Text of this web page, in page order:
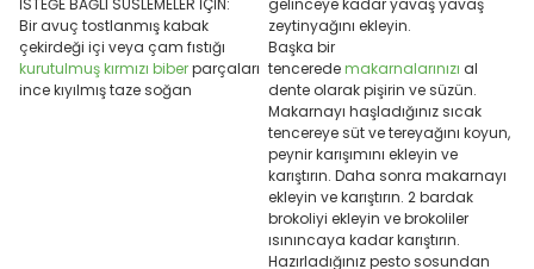
Bir avuç tostlanmış kabak
çekirdeği içi veya çam fıstığı
kurutulmuş kırmızı biberparçaları
ince kıyılmış taze soğan
zeytinyağını ekleyin.
Başka bir
tenceredemakarnalarınızı al
dente olarak pişirin ve süzün.
Makarnayı haşladığınız sıcak
tencereye süt ve tereyağını koyun,
peynir karışımını ekleyin ve
karıştırın. Daha sonra makarnayı
ekleyin ve karıştırın. 2 bardak
brokoliyi ekleyin ve brokoliler
ısınıncaya kadar karıştırın.
Hazırladığınız pesto sosundan